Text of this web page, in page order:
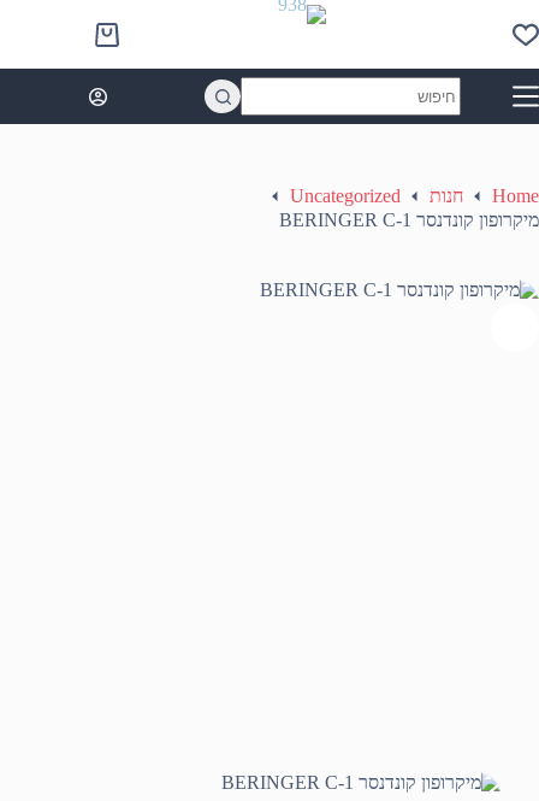
to
content
Shopping
cart
results
Home חנות
Uncategorized
מיקרופון קונדנסר BERINGER C-1